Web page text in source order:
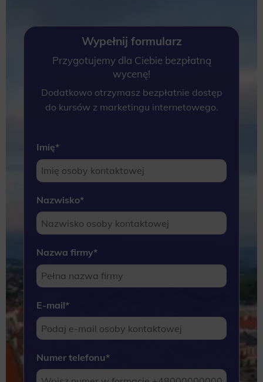
Wypełnij formularz
Przygotujemy dla Ciebie bezpłatną
wycenę!
Dodatkowo otrzymasz bezpłatnie dostęp
do kursów z marketingu internetowego.
Imię*
Nazwisko*
Nazwa firmy*
E-mail*
Numer telefonu*